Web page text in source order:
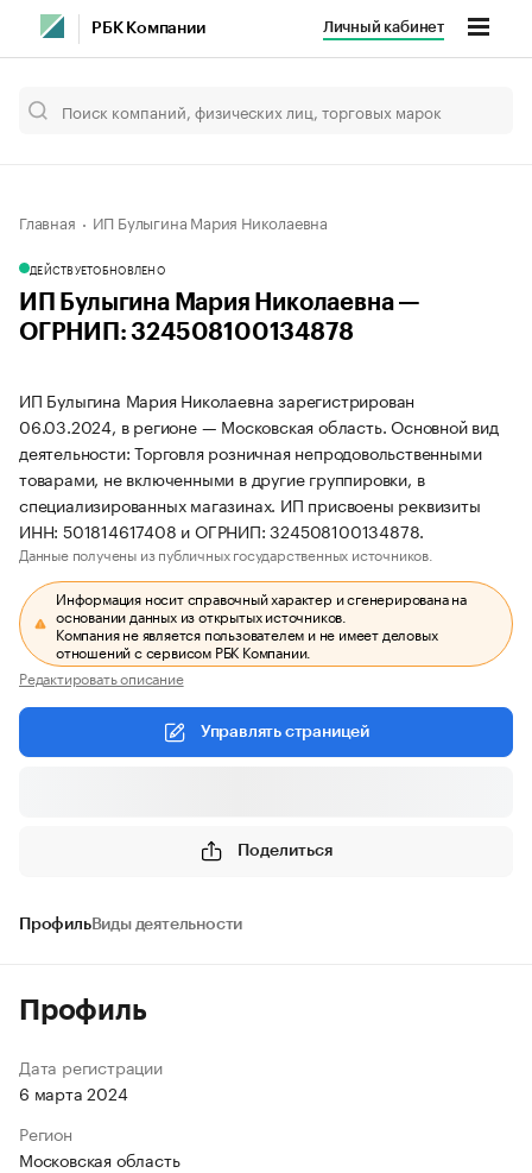
РБК Компании Личный кабинет
Главная ИП Булыгина Мария Николаевна
ДЕЙСТВУЕТОБНОВЛЕНО
ИП Булыгина Мария Николаевна —
ОГРНИП: 324508100134878
ИП Булыгина Мария Николаевна зарегистрирован
06.03.2024, в регионе — Московская область. Основной вид
деятельности: Торговля розничная непродовольственными
товарами, не включенными в другие группировки, в
специализированных магазинах. ИП присвоены реквизиты
ИНН: 501814617408 и ОГРНИП: 324508100134878.
Данные получены из публичных государственных источников.
Информация носит справочный характер и сгенерирована на
основании данных из открытых источников.
Компания не является пользователем и не имеет деловых
отношений с сервисом РБК Компании.
Редактировать описание
Управлять страницей
Поделиться
ПрофильВиды деятельности
Профиль
Дата регистрации
6 марта 2024
Регион
Московская область